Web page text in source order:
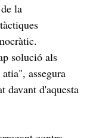
la
solució als
assegura
davant d'aquesta